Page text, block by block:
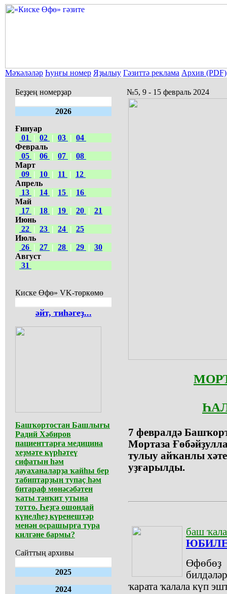
Мәҡәләләр Һуңғы номер Яҙылыу Гәзиттә реклама Архив (PDF)
Беҙҙең номерҙар
2026
Ғинуар
01
| 02 | 03 | 04
Февраль
05 | 06 | 07 | 08
Март
09 | 10 | 11 |
12
Апрель
13 | 14 | 15 |
16
Май
17 | 18 | 19 | 20 | 21
Июнь
22 | 23 | 24 | 25
Июль
26 | 27 | 28 | 29 | 30
Август
31
Киске Өфө» VK-төркөмө
әйт, тиһәгеҙ...
Башҡортостан Башлығы
Радий Хәбиров
пациенттарға медицина
хеҙмәте күрһәтеү
сифатын һәм
дауаханаларҙа ҡайһы бер
табиптарҙың тупаҫ һәм
битараф мөнәсәбәтен
ҡаты тәнҡит утына
тотто. Һеҙгә ошондай
күңелһеҙ күренештәр
менән осрашырға тура
килгәне бармы?
Сайттың архивы
2025
2024
№5, 9 - 15 февраль 2024
7 февралдә
Мортаза
тулыу айҡанлы
уҙғарылды.
баш
ҡарата ҡалала күп